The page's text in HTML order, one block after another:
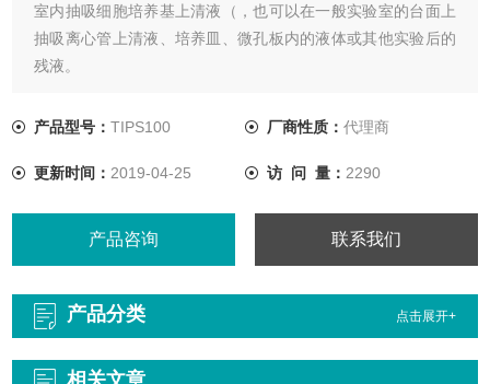
室内抽吸细胞培养基上清液（，也可以在一般实验室的台面上
抽吸离心管上清液、培养皿、微孔板内的液体或其他实验后的
残液。
产品型号：TIPS100 厂商性质： 代理商
更新时间： 2019-04-25 访 问 量： 2290
产品咨询 联系我们
产品分类 点击展开+
相关文章